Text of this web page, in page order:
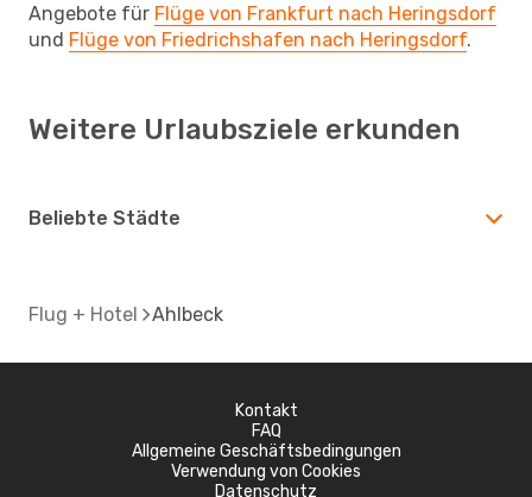
Angebote für Flüge von Frankfurt nach Heringsdorf
und Flüge von Friedrichshafen nach Heringsdorf.
Weitere Urlaubsziele erkunden
Beliebte Städte
Flug + Hotel Ahlbeck
Kontakt
FAQ
Allgemeine Geschäftsbedingungen
Verwendung von Cookies
Datenschutz